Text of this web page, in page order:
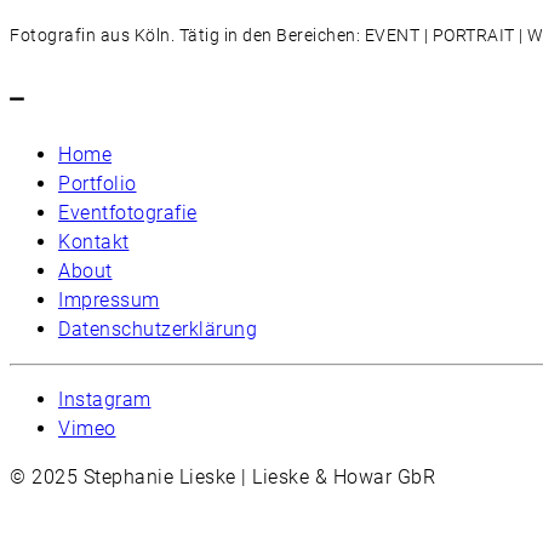
Fotografin aus Köln. Tätig in den Bereichen: EVENT | PORTRAIT |
–
Home
Portfolio
Eventfotografie
Kontakt
About
Impressum
Datenschutzerklärung
Instagram
Vimeo
© 2025 Stephanie Lieske | Lieske & Howar GbR